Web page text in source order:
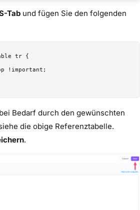
Tab und fügen Sie den folgenden
tr {
bei Bedarf durch den gewünschten
die obige Referenztabelle.
.